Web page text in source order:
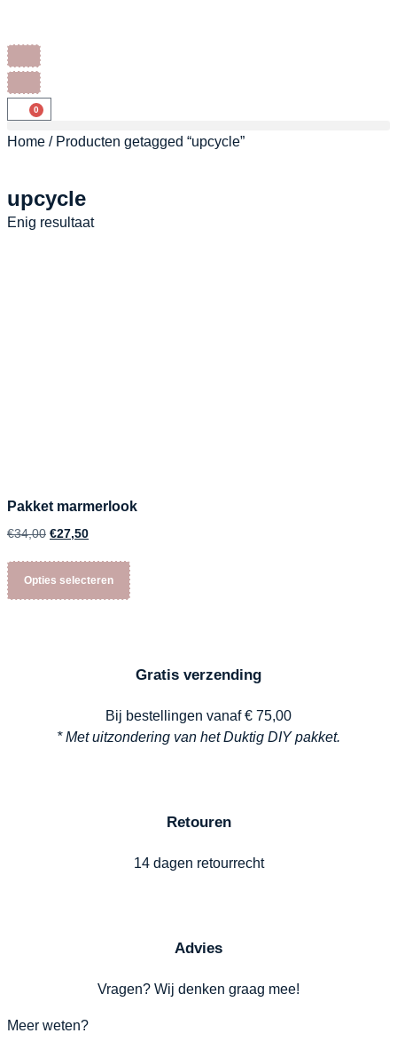
0
Home / Producten getagged “upcycle”
upcycle
Enig resultaat
Pakket marmerlook
€34,00 €27,50
Opties selecteren
Gratis verzending
Bij bestellingen vanaf € 75,00
* Met uitzondering van het Duktig DIY pakket.
Retouren
14 dagen retourrecht
Advies
Vragen? Wij denken graag mee!
Meer weten?